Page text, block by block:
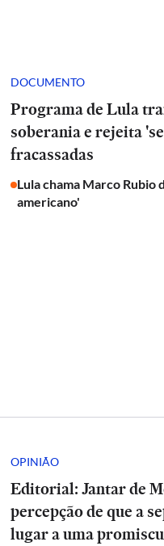
DOCUMENTO
Programa de Lula
soberania e rejeita
fracassadas
Lula chama Marco
americano'
OPINIÃO
Editorial: Jantar de
percepção de que a
lugar a uma